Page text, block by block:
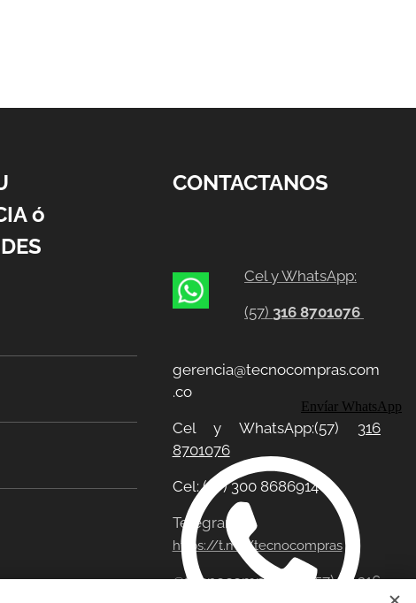
ó
CONTACTANOS
Cel y WhatsApp:
(57) 316 8701076
gerencia@tecnocompras.com
.co
Cel y WhatsApp:(57) 316
8701076
Cel: (57) 300 8686914
Telegram:
https://t.me/tecnocompras
@tecnocompras;
(57) 316
Envíar WhatsApp